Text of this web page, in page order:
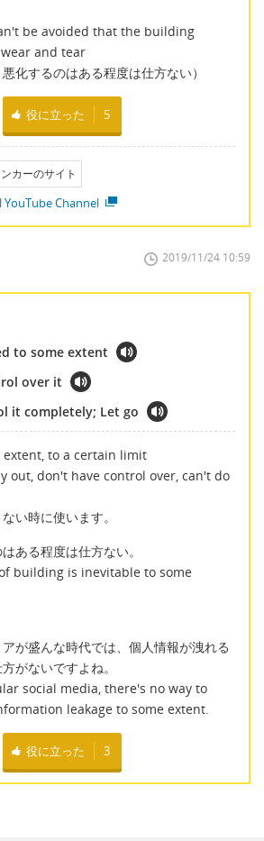
be avoided that the building
and tear
化するのはある程度は仕方ない）
役に立った 5
カーのサイト
YouTube Channel
2019/11/24 10:59
to some extent
over it
it completely; Let go
extent, to a certain limit
out, don't have control over, can't do
い時に使います。
ある程度は仕方ない。
building is inevitable to some
が盛んな時代では、個人情報が洩れる
がないですよね。
social media, there's no way to
leakage to some extent.
役に立った 3